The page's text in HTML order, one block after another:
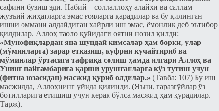
сафини бузиш эди. Набий ‒ соллаллоҳу алайҳи ва саллам ‒
жузъий жиҳатларга эмас ғояларга қарадилар ва бу қилинган
ишни оммани алдайдиган хайрли иш эмас, ёмонлик деб эътибор
қилдилар. Аллоҳ таоло қуйидаги оятни нозил қилди:
«Мунофиқлардан яна шундай кимсалар ҳам борки, улар
(мўминларга) зарар етказиш, куфрни кучайтириб ва
мўминлар ўртасига тафриқа солиш ҳамда илгари Аллоҳ ва
Унинг пайғамбарига қарши урушганларга кўз тутиш учун
(фитна юзасидан) масжид қуриб олдилар.» (Тавба: 107) Бу иш
масжидда, Аллоҳнинг уйида қилинди. (Яъни, ғаразгўйлар ўз
ботилларига етишиш учун керак бўлса масжид ҳам қурадилар.
Тарж).